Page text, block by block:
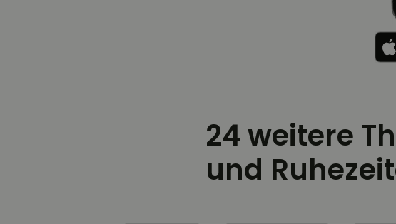
24 weitere
und